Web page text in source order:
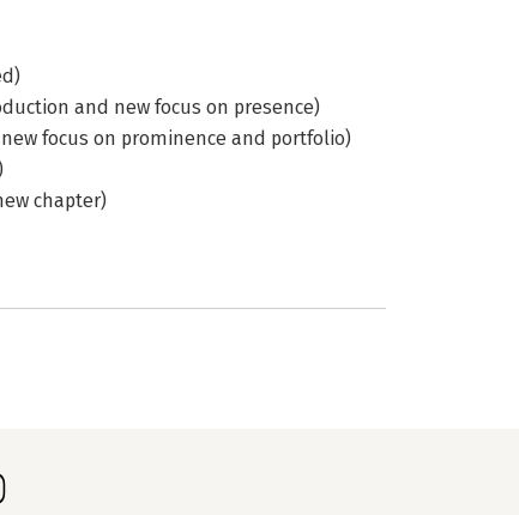
and new focus on presence)
focus on prominence and portfolio)
chapter)